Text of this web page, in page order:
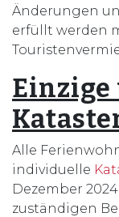
Änderungen
erfüllt werden
Alle
individuelle
Dezember
zuständigen